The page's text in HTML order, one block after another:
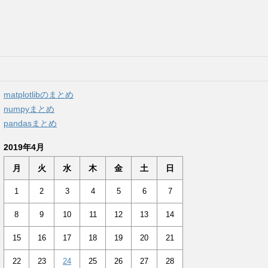
matplotlibのまとめ
numpyまとめ
pandasまとめ
2019年4月
月 火 水 木 金 土 日
1 2 3 4 5 6 7
8 9 10 11 12 13 14
15 16 17 18 19 20 21
22 23 24 25 26 27 28